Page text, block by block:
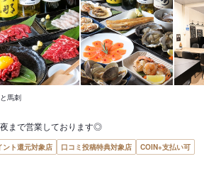
馬刺
まで営業しております◎
ント還元対象店 口コミ投稿特典対象店
COIN+支払い可